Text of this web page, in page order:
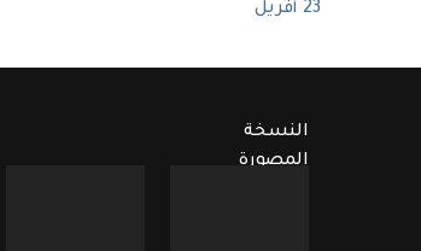
23 أفريل
النسخة
المصورة